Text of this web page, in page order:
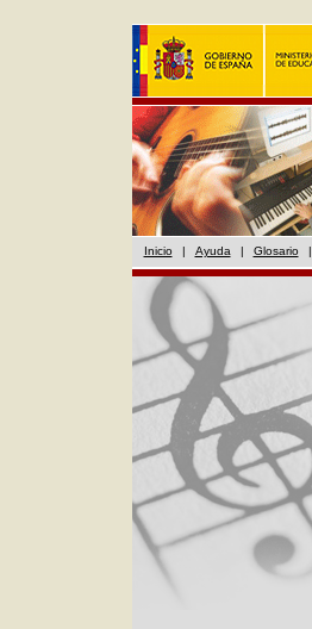
Inicio | Ayuda | Glosario |